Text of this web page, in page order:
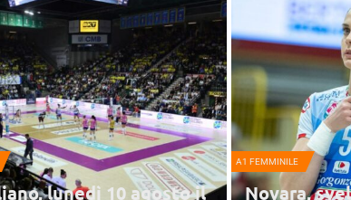
lunedì 10 agosto il
A1 FEMMINILE
Novara,